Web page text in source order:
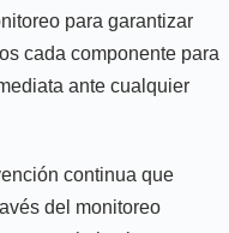
para garantizar
cada componente para
ante cualquier
continua que
del monitoreo